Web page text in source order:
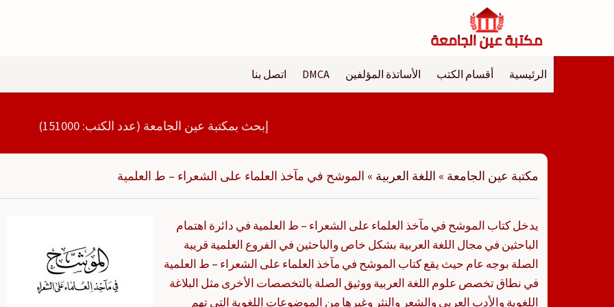
الرئيسية أقسام الكتب الأساتذة المؤلفين DMCA اتصل بنا
إبحث بمكتبة عين الجامعة (عدد الكتب: 151000)
مكتبة عين الجامعة » اللغة العربية » الموشح في مآخذ العلماء على الشعراء – ط العلمية
يدخل كتاب الموشح في مآخذ العلماء على الشعراء – ط العلمية في دائرة اهتمام
الباحثين في مجال اللغة العربية بشكل خاص والباحثين في الفروع العلمية قريبة
الصلة بوجه عام حيث يقع كتاب الموشح في مآخذ العلماء على الشعراء – ط العلمية
في نطاق تخصص علوم اللغة العربية ووثيق الصلة بالتخصصات الأخرى مثل البلاغة
اللغوية والأدب العربي والشعر والنثر وغيرها من الموضوعات اللغوية التي تهم